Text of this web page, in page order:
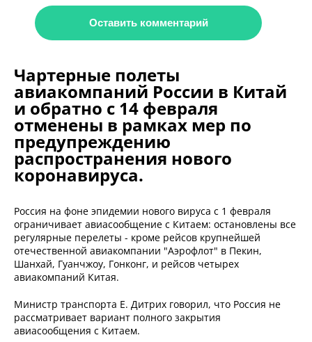
Оставить комментарий
Чартерные полеты
авиакомпаний России в Китай
и обратно с 14 февраля
отменены в рамках мер по
предупреждению
распространения нового
коронавируса.
Россия на фоне эпидемии нового вируса с 1 февраля
ограничивает авиасообщение с Китаем: остановлены все
регулярные перелеты - кроме рейсов крупнейшей
отечественной авиакомпании "Аэрофлот" в Пекин,
Шанхай, Гуанчжоу, Гонконг, и рейсов четырех
авиакомпаний Китая.
Министр транспорта Е. Дитрих говорил, что Россия не
рассматривает вариант полного закрытия
авиасообщения с Китаем.